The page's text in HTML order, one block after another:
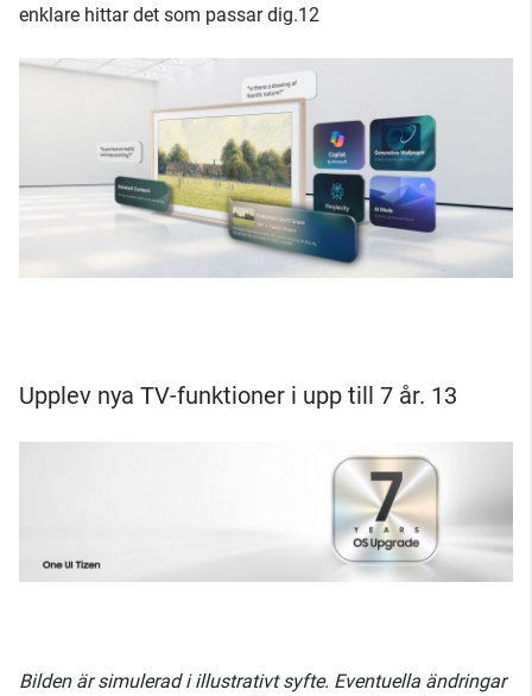
enklare hittar det som passar dig.12
Upplev nya TV-funktioner i upp till 7 år. 13
Bilden är simulerad i illustrativt syfte. Eventuella ändringar